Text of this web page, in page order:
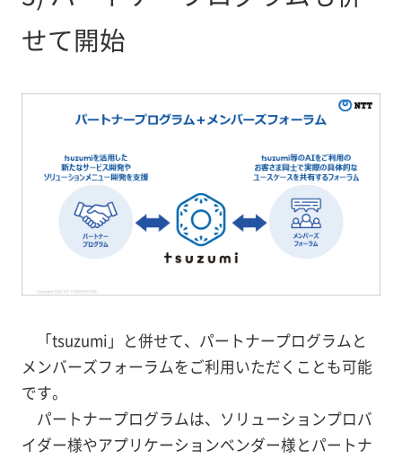
せて開始
「tsuzumi」と併せて、パートナープログラムと
メンバーズフォーラムをご利用いただくことも可能
です。
パートナープログラムは、ソリューションプロバ
イダー様やアプリケーションベンダー様とパートナ